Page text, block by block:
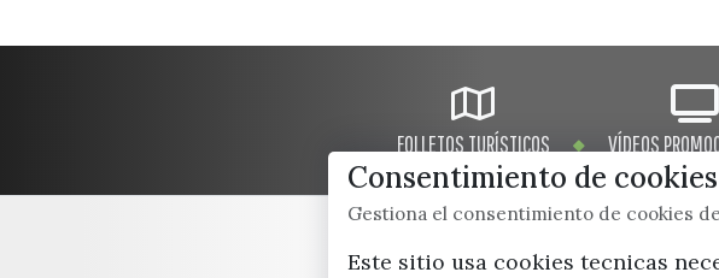
FOLLETOS TURÍSTICOS VÍDEOS
Consentimiento de cookies
Gestiona el consentimiento de cookies
Este sitio usa cookies tecnicas